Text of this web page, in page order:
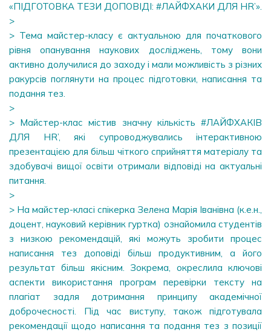
«ПІДГОТОВКА ТЕЗИ ДОПОВІДІ: #ЛАЙФХАКИ ДЛЯ HR’».
>
> Тема майстер-класу є актуальною для початкового
рівня опанування наукових досліджень, тому вони
активно долучилися до заходу і мали можливість з різних
ракурсів поглянути на процес підготовки, написання та
подання тез.
>
> Майстер-клас містив значну кількість #ЛАЙФХАКІВ
ДЛЯ HR’, які супроводжувались інтерактивною
презентацією для більш чіткого сприйняття матеріалу та
здобувачі вищої освіти отримали відповіді на актуальні
питання.
>
> На майстер-класі спікерка Зелена Марія Іванівна (к.е.н.,
доцент, науковий керівник гуртка) ознайомила студентів
з низкою рекомендацій, які можуть зробити процес
написання тез доповіді більш продуктивним, а його
результат більш якісним. Зокрема, окреслила ключові
аспекти використання програм перевірки тексту на
плагіат задля дотримання принципу академічної
доброчесності. Під час виступу, також підготувала
рекомендації щодо написання та подання тез з позиції